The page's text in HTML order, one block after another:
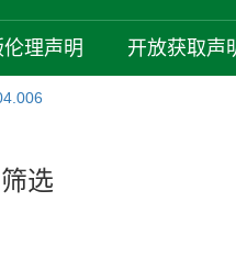
伦理声明 开放获取声
选